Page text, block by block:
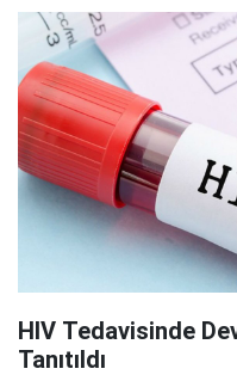
HIV Tedavisinde
Tanıtıldı